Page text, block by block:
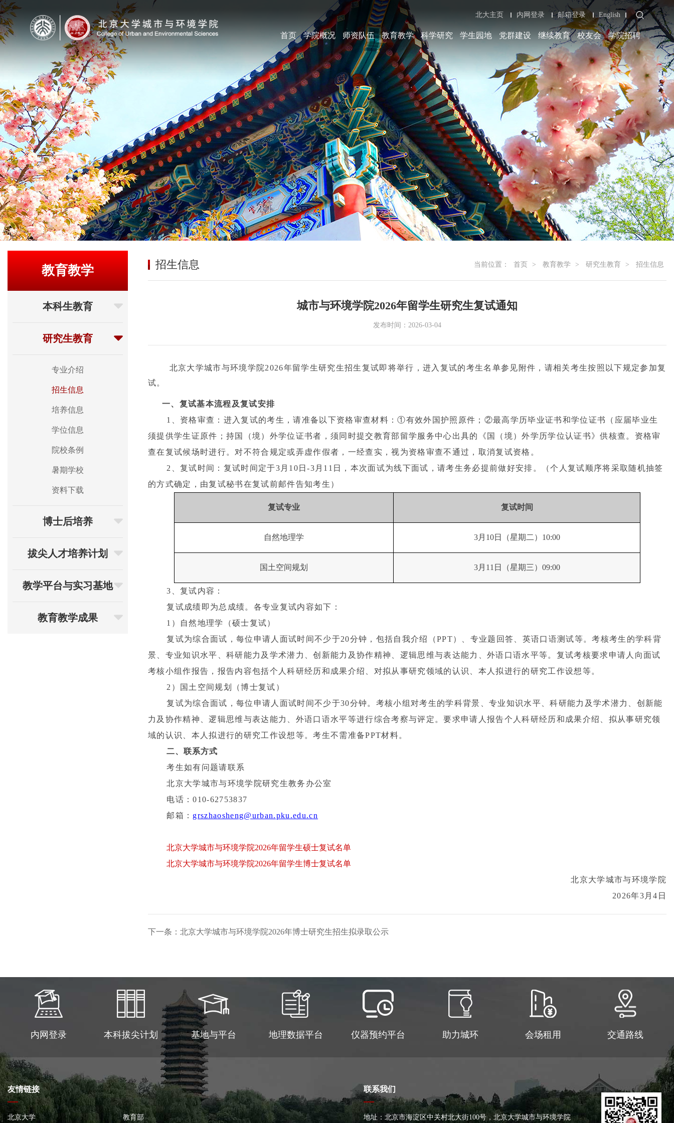
北大主页 内网登录 邮箱登录 English
首页 学院概况 师资队伍 教育教学 科学研究 学生园地 党群建设 继续教育 校友会 学院招聘
教育教学
本科生教育
研究生教育
专业介绍
招生信息
培养信息
学位信息
院校条例
暑期学校
资料下载
博士后培养
拔尖人才培养计划
教学平台与实习基地
教育教学成果
招生信息 当前位置： 首页 > 教育教学 > 研究生教育 > 招生信息
城市与环境学院2026年留学生研究生复试通知
发布时间：2026-03-04
北京大学城市与环境学院2026年留学生研究生招生复试即将举行，进入复试的考生名单参见附件，请相关考生按照以下规定参加复
试。
一、复试基本流程及复试安排
1
、资格审查：进入复试的考生，请准备以下资格审查材料：①有效外国护照原件；②最高学历毕业证书和学位证书（应届毕业生
须提供学生证原件；持国（境）外学位证书者，须同时提交教育部留学服务中心出具的《国（境）外学历学位认证书》供核查。资格审
查在复试候场时进行。对不符合规定或弄虚作假者，一经查实，视为资格审查不通过，取消复试资格。
2
、复试时间：复试时间定于3 月 10 日-3 月 11 日，本次面试为线下面试，请考生务必提前做好安排。（个人复试顺序将采取随机抽签
的方式确定，由复试秘书在复试前邮件告知考生）
复试专业 复试时间
自然地理学 3月10日（星期二）10:00
国土空间规划 3月11日（星期三）09:00
3
、复试内容：
复试成绩即为总成绩。各专业复试内容如下：
1 ）自然地理学（硕士复试）
复试为综合面试，每位申请人面试时间不少于20分钟，包括自我介绍（PPT）、专业题回答、英语口语测试等。考核考生的学科背
景、专业知识水平、科研能力及学术潜力、创新能力及协作精神、逻辑思维与表达能力、外语口语水平等。复试考核要求申请人向面试
考核小组作报告，报告内容包括个人科研经历和成果介绍、对拟从事研究领域的认识、本人拟进行的研究工作设想等。
2 ）国土空间规划（博士复试）
复试为综合面试，每位申请人面试时间不少于30分钟。考核小组对考生的学科背景、专业知识水平、科研能力及学术潜力、创新能
力及协作精神、逻辑思维与表达能力、外语口语水平等进行综合考察与评定。要求申请人报告个人科研经历和成果介绍、拟从事研究领
域的认识、本人拟进行的研究工作设想等。考生不需准备PPT材料。
二、联系方式
考生如有问题请联系
北京大学城市与环境学院研究生教务办公室
电话：010-62753837
邮箱： grszhaosheng@urban.pku.edu.cn
北京大学城市与环境学院2026年留学生硕士复试名单
北京大学城市与环境学院2026年留学生博士复试名单
北京大学城市与环境学院
2026年3 月4 日
下一条：北京大学城市与环境学院2026年博士研究生招生拟录取公示
内网登录 本科拔尖计划 基地与平台 地理数据平台 仪器预约平台 助力城环 会场租用 交通路线
友情链接
北京大学 教育部
联系我们
地址：北京市海淀区中关村北大街100号，北京大学城市与环境学院